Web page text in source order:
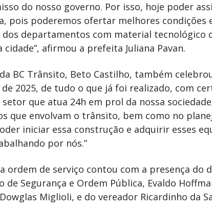
do nosso governo. Por isso, hoje poder
pois poderemos ofertar melhores
departamentos com material tecnológico
afirmou a prefeita Juliana Pavan.
BC Trânsito, Beto Castilho, também
2025, de tudo o que já foi realizado, com
que atua 24h em prol da nossa
que envolvam o trânsito, bem como no
iniciar essa construção e adquirir esses
por nós.”
ordem de serviço contou com a presença do
de Segurança e Ordem Pública, Evaldo
Miglioli, e do vereador Ricardinho da